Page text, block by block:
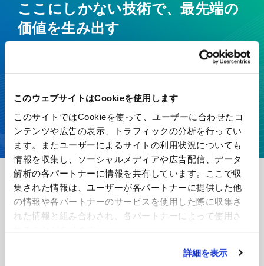
このウェブサイトはCookieを使用します
このサイトではCookieを使って、ユーザーに合わせたコ
ンテンツや広告の表示、トラフィックの分析を行ってい
ます。またユーザーによるサイトの利用状況についても
情報を収集し、ソーシャルメディアや広告配信、データ
解析の各パートナーに情報を共有しています。ここで収
集された情報は、ユーザーが各パートナーに提供した他
の情報や各パートナーのサービスを使用した際に収集さ
れた情報と組み合わされ、各パートナーによって使用さ
れることがあります。
詳細を表示
ここにしかない技術で、最先端の
価値を生み出す
特殊紙・高機能フィルムを、開発から製造まで一貫対応
カタログダウンロード
王子エフテックスについて
企業情報